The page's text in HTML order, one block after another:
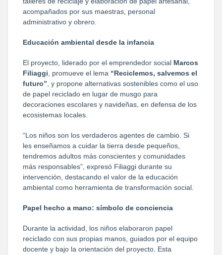
acompañados por sus maestras, personal
administrativo y obrero.
Educación ambiental desde la infancia
El proyecto, liderado por el emprendedor social Marcos
Filiaggi , promueve el lema “Reciclemos, salvemos el
futuro” , y propone alternativas sostenibles como el uso
de papel reciclado en lugar de musgo para
decoraciones escolares y navideñas, en defensa de los
ecosistemas locales.
“Los niños son los verdaderos agentes de cambio. Si
les enseñamos a cuidar la tierra desde pequeños,
tendremos adultos más conscientes y comunidades
más responsables”, expresó Filiaggi durante su
intervención, destacando el valor de la educación
ambiental como herramienta de transformación social.
Papel hecho a mano: símbolo de conciencia
Durante la actividad, los niños elaboraron papel
reciclado con sus propias manos, guiados por el equipo
docente y bajo la orientación del proyecto. Esta